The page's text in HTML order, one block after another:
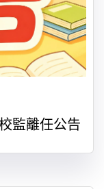
監離任公告